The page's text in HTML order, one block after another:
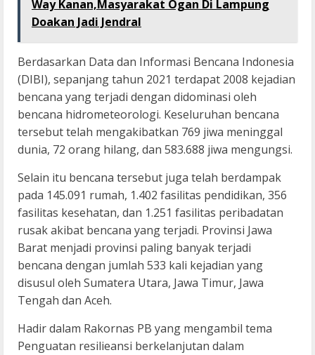
Way Kanan,Masyarakat Ogan Di Lampung
Doakan Jadi Jendral
Berdasarkan Data dan Informasi Bencana Indonesia
(DIBI), sepanjang tahun 2021 terdapat 2008 kejadian
bencana yang terjadi dengan didominasi oleh
bencana hidrometeorologi. Keseluruhan bencana
tersebut telah mengakibatkan 769 jiwa meninggal
dunia, 72 orang hilang, dan 583.688 jiwa mengungsi.
Selain itu bencana tersebut juga telah berdampak
pada 145.091 rumah, 1.402 fasilitas pendidikan, 356
fasilitas kesehatan, dan 1.251 fasilitas peribadatan
rusak akibat bencana yang terjadi. Provinsi Jawa
Barat menjadi provinsi paling banyak terjadi
bencana dengan jumlah 533 kali kejadian yang
disusul oleh Sumatera Utara, Jawa Timur, Jawa
Tengah dan Aceh.
Hadir dalam Rakornas PB yang mengambil tema
Penguatan resilieansi berkelanjutan dalam